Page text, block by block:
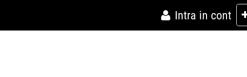
Intra in cont